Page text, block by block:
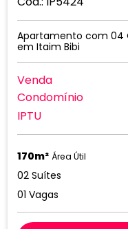
Apartamento com 04
em Itaim Bibi
Venda
Condomínio
IPTU
170m² Área Útil
02 Suítes
01 Vagas